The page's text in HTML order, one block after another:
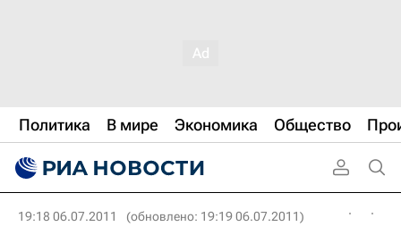
Политика В мире Экономика Общество
19:18 06.07.2011 (обновлено: 19:19 06.07.2011)